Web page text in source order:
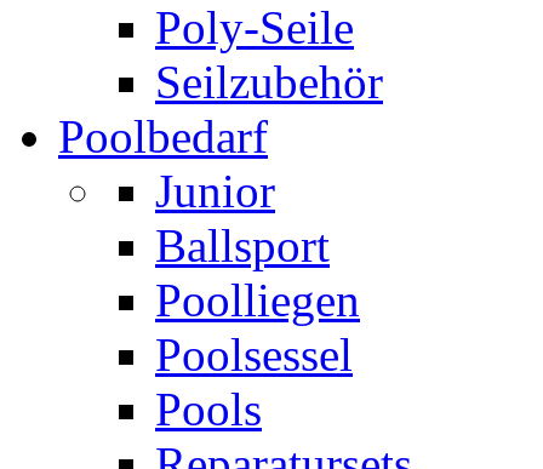
Poly-Seile
Seilzubehör
Poolbedarf
Junior
Ballsport
Poolliegen
Poolsessel
Pools